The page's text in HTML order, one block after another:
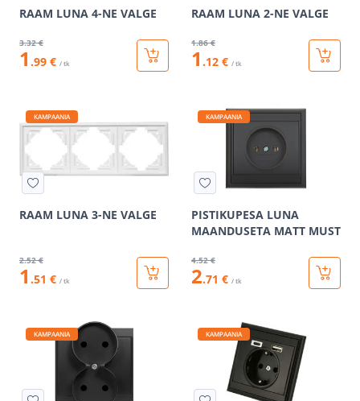
RAAM LUNA 4-NE VALGE
3.32 €
1 .99 € / tk
RAAM LUNA 2-NE VALGE
1.86 €
1 .12 € / tk
KAMPAANIA
RAAM LUNA 3-NE VALGE
2.52 €
1 .51 € / tk
KAMPAANIA
PISTIKUPESA LUNA
MAANDUSETA MATT MUST
4.52 €
2.71 € / tk
KAMPAANIA KAMPAANIA